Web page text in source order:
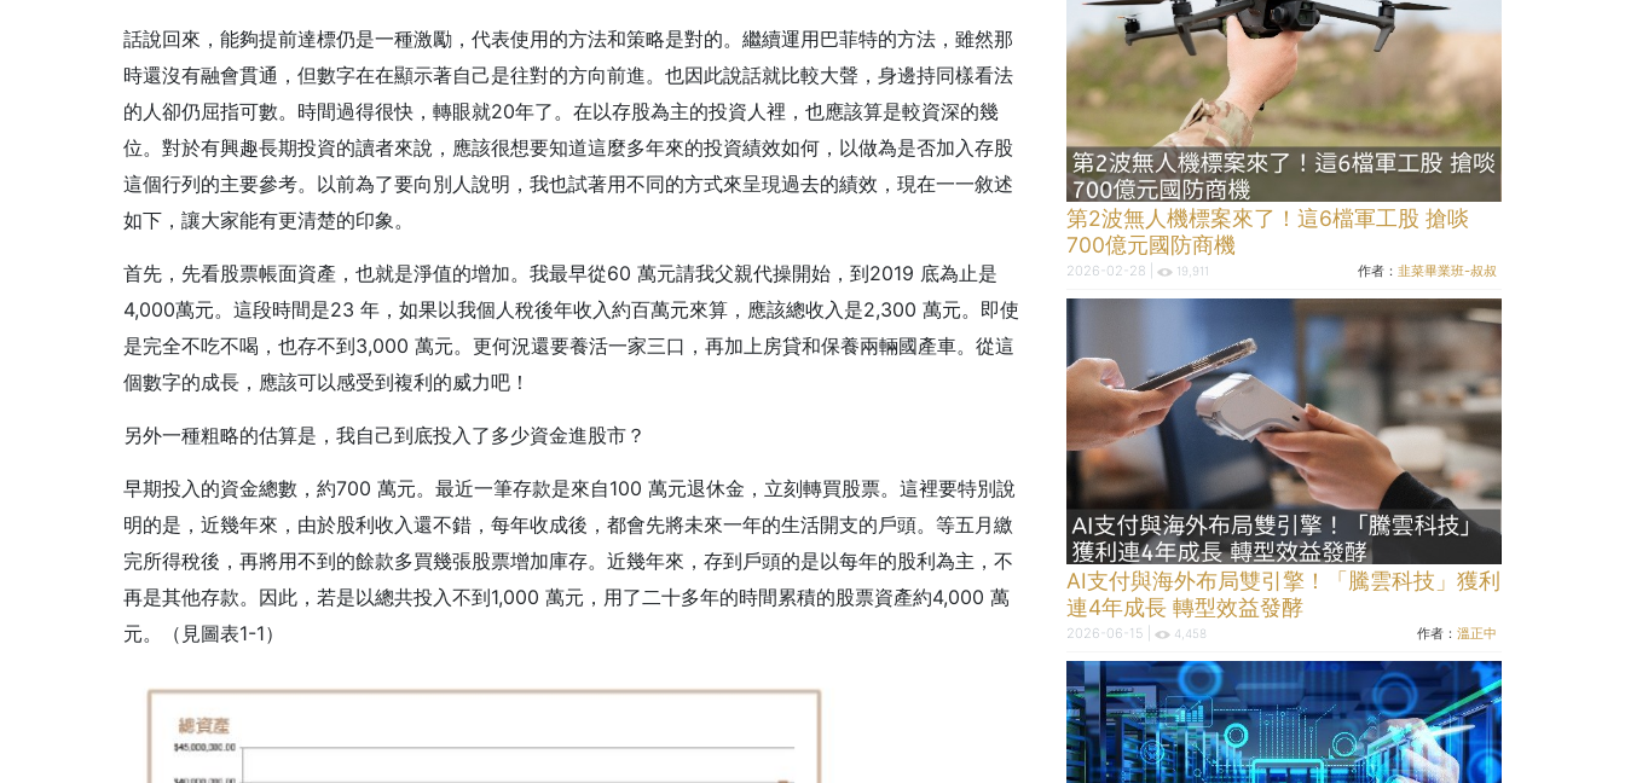
話說回來，能夠提前達標仍是一種激勵，代表使用的方法和策略是對的。繼續運用巴菲特的方法，雖然那
時還沒有融會貫通，但數字在在顯示著自己是往對的方向前進。也因此說話就比較大聲，身邊持同樣看法
的人卻仍屈指可數。 時間過得很快，轉眼就20年了。在以存股為主的投資人裡，也應該算是較資深的幾
位。對於有興趣長期投資的讀者來說，應該很想要知道這麼多年來的投資績效如何，以做為是否加入存股
這個行列的主要參考。 以前為了要向別人說明，我也試著用不同的方式來呈現過去的績效，現在一一敘述
如下，讓大家能有更清楚的印象。
首先，先看股票帳面資產，也就是淨值的增加。我最早從60 萬元請我父親代操開始，到2019 底為止是
4,000萬元。這段時間是23 年，如果以我個人稅後年收入約百萬元來算，應該總收入是2,300 萬元。即使
是完全不吃不喝，也存不到3,000 萬元。更何況還要養活一家三口，再加上房貸和保養兩輛國產車。從這
個數字的成長，應該可以感受到複利的威力吧！
另外一種粗略的估算是，我自己到底投入了多少資金進股市？
早期投入的資金總數，約700 萬元。最近一筆存款是來自100 萬元退休金，立刻轉買股票。這裡要特別說
明的是，近幾年來，由於股利收入還不錯，每年收成後，都會先將未來一年的生活開支的戶頭。等五月繳
完所得稅後，再將用不到的餘款多買幾張股票增加庫存。 近幾年來，存到戶頭的是以每年的股利為主，不
再是其他存款。因此，若是以總共投入不到1,000 萬元，用了二十多年的時間累積的股票資產約4,000 萬
元。（見圖表1-1）
第2波無人機標案來了！這6檔軍工股 搶啖
700億元國防商機
2026-02-28 | 19,911 作者：韭菜畢業班-叔叔
AI支付與海外布局雙引擎！「騰雲科技」獲利
連4年成長 轉型效益發酵
2026-06-15 | 4,458 作者：溫正中